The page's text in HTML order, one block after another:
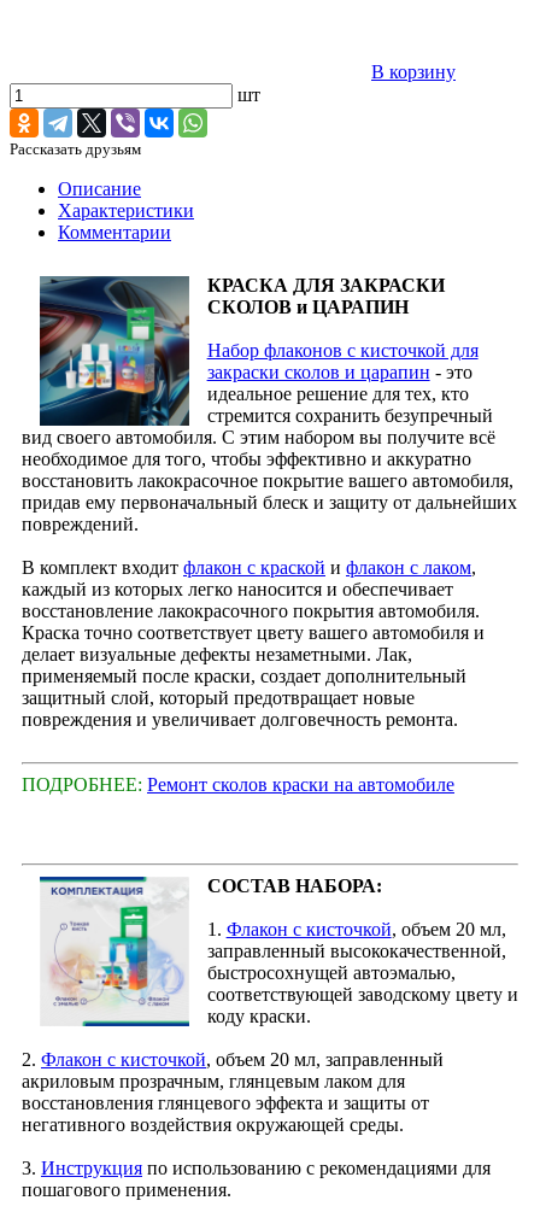
В корзину
шт
Рассказать друзьям
Описание
Характеристики
Комментарии
КРАСКА ДЛЯ ЗАКРАСКИ
СКОЛОВ и ЦАРАПИН
Набор флаконов с кисточкой для
закраски сколов и царапин - это
идеальное решение для тех, кто
стремится сохранить безупречный
вид своего автомобиля. С этим набором вы получите всё
необходимое для того, чтобы эффективно и аккуратно
восстановить лакокрасочное покрытие вашего автомобиля,
придав ему первоначальный блеск и защиту от дальнейших
повреждений.
В комплект входит флакон с краской и флакон с лаком,
каждый из которых легко наносится и обеспечивает
восстановление лакокрасочного покрытия автомобиля.
Краска точно соответствует цвету вашего автомобиля и
делает визуальные дефекты незаметными. Лак,
применяемый после краски, создает дополнительный
защитный слой, который предотвращает новые
повреждения и увеличивает долговечность ремонта.
ПОДРОБНЕЕ: Ремонт сколов краски на автомобиле
СОСТАВ НАБОРА:
1. Флакон с кисточкой, объем 20 мл,
заправленный высококачественной,
быстросохнущей автоэмалью,
соответствующей заводскому цвету и
коду краски.
2. Флакон с кисточкой, объем 20 мл, заправленный
акриловым прозрачным, глянцевым лаком для
восстановления глянцевого эффекта и защиты от
негативного воздействия окружающей среды.
3. Инструкция по использованию с рекомендациями для
пошагового применения.